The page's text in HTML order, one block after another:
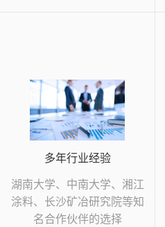
多年行业经验
湖南大学、中南大学、湘江
涂料、长沙矿冶研究院等知
名合作伙伴的选择